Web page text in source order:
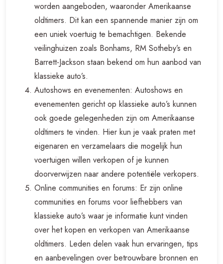
worden aangeboden, waaronder Amerikaanse
oldtimers. Dit kan een spannende manier zijn om
een uniek voertuig te bemachtigen. Bekende
veilinghuizen zoals Bonhams, RM Sotheby’s en
Barrett-Jackson staan bekend om hun aanbod van
klassieke auto’s.
Autoshows en evenementen: Autoshows en
evenementen gericht op klassieke auto’s kunnen
ook goede gelegenheden zijn om Amerikaanse
oldtimers te vinden. Hier kun je vaak praten met
eigenaren en verzamelaars die mogelijk hun
voertuigen willen verkopen of je kunnen
doorverwijzen naar andere potentiële verkopers.
Online communities en forums: Er zijn online
communities en forums voor liefhebbers van
klassieke auto’s waar je informatie kunt vinden
over het kopen en verkopen van Amerikaanse
oldtimers. Leden delen vaak hun ervaringen, tips
en aanbevelingen over betrouwbare bronnen en